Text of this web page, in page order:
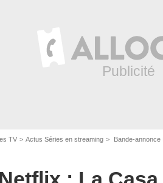
TV Actus Séries en streaming Bande-annonce